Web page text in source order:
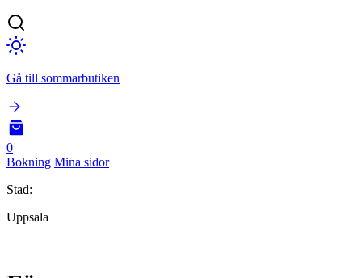
Gå till sommarbutiken
0
Bokning Mina sidor
Stad:
Uppsala